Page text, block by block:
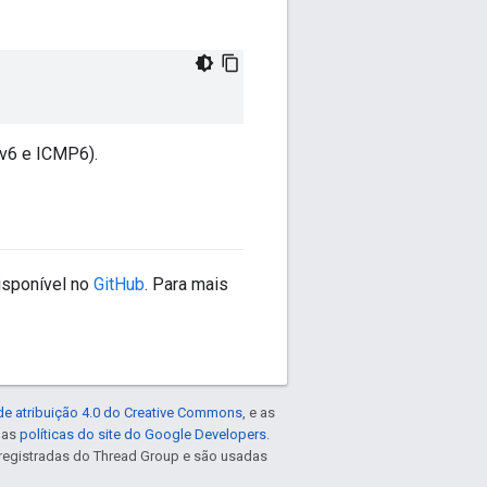
e ICMP6).
no GitHub. Para mais
atribuição 4.0 do Creative Commons, e as
políticas do site do Google Developers.
do Thread Group e são usadas